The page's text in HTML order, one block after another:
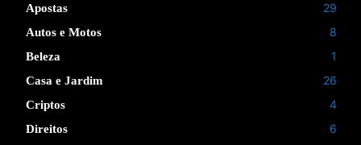
Apostas 29
Autos e Motos 8
Beleza 1
Casa e Jardim 26
Criptos 4
Direitos 6